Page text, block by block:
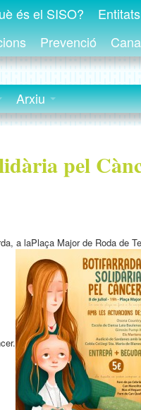
és el SISO?
Prevenció
Arxiu
pel
a laPlaça Major de Roda de